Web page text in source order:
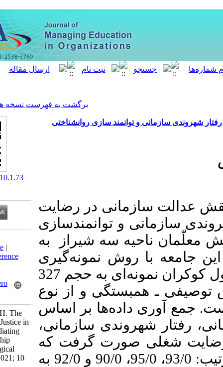
برگشت به فهرست نسخه ها
توانمند سازی روانشناختی
در رضایت
و توانمندسازی
سه شیراز به
با روش نمونه­‌گیری
تصادفی ساده و بر مبنای فرمول کوکران نمونه‌ای به حجم 327
و از نوع
داده­‌ها بر اساس
سازمانی،
صورت گرفت که
ضریب آلفای کرانباخ آن­ها به ترتیب: 93/0، 95/0، 90/0 و 92/0 به
Download citation:
BibTeX
RIS| EndNote|
Medlars
ProCite |Reference
RefWorks
Send citation to:
Mendeley
Zotero
Ardalan M R, majooni H. The
Role of Organizational Justice in
Job Satisfaction by Mediating
Organizational Citizenship
Behavior and Psychological
Empowerment. MEO 2021; 10